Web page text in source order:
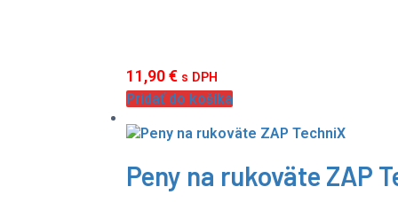
11,90€ s DPH
Pridať do košíka
Peny na rukoväte ZAP